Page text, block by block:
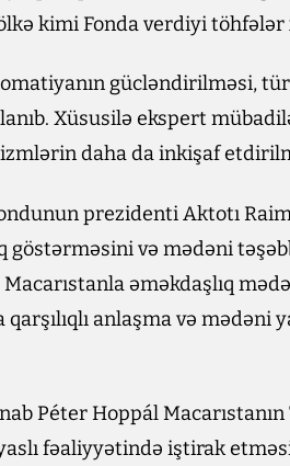
kimi Fonda verdiyi töhfələr
gücləndirilməsi,
Xüsusilə ekspert
daha da inkişaf
prezidenti Aktotı
göstərməsini və mədəni
əməkdaşlıq
qarşılıqlı anlaşma və mədəni
Péter Hoppál Macarıstanın
fəaliyyətində iştirak